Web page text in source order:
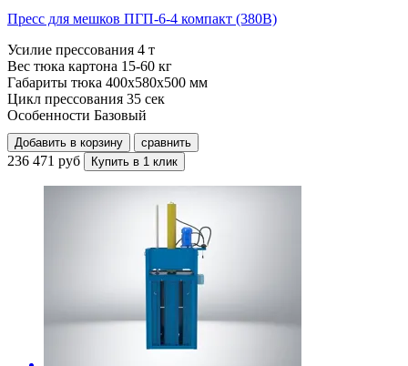
Пресс для мешков ПГП-6-4 компакт (380В)
Усилие прессования 4 т
Вес тюка картона 15-60 кг
Габариты тюка 400x580x500 мм
Цикл прессования 35 сек
Особенности Базовый
Добавить в корзину сравнить
236 471 руб Купить в 1 клик